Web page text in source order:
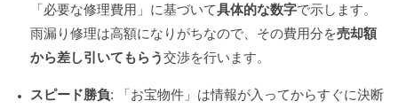
「必要な修理費用」に基づいて具体的な数字で示します。
雨漏り修理は高額になりがちなので、その費用分を売却額
から差し引いてもらう交渉を行います。
スピード勝負: 「お宝物件」は情報が入ってからすぐに決断